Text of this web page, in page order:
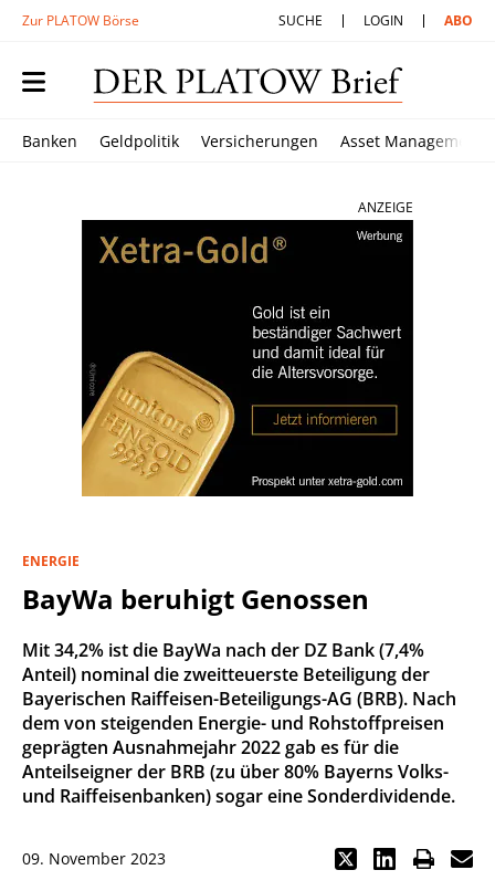
Zur PLATOW Börse SUCHE LOGIN ABO
Banken Geldpolitik Versicherungen Asset Management
ANZEIGE
ENERGIE
BayWa beruhigt Genossen
Mit 34,2% ist die BayWa nach der DZ Bank (7,4%
Anteil) nominal die zweitteuerste Beteiligung der
Bayerischen Raiffeisen-Beteiligungs-AG (BRB). Nach
dem von steigenden Energie- und Rohstoffpreisen
geprägten Ausnahmejahr 2022 gab es für die
Anteilseigner der BRB (zu über 80% Bayerns Volks-
und Raiffeisenbanken) sogar eine Sonderdividende.
09. November 2023